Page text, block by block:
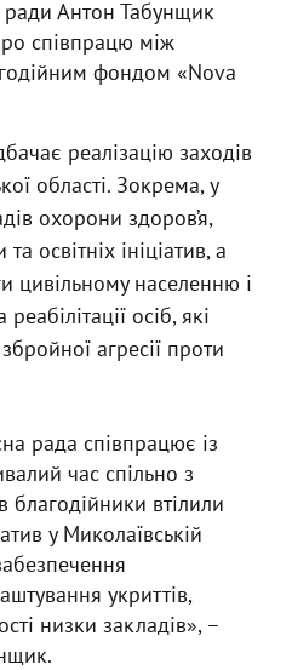
ради Антон Табунщик
співпрацю між
фондом «Nova
реалізацію заходів
області. Зокрема, у
охорони здоров’я,
освітніх ініціатив, а
цивільному населенню і
осіб, які
агресії проти
рада співпрацює із
час спільно з
благодійники втілили
у Миколаївській
укриттів,
низки закладів», –